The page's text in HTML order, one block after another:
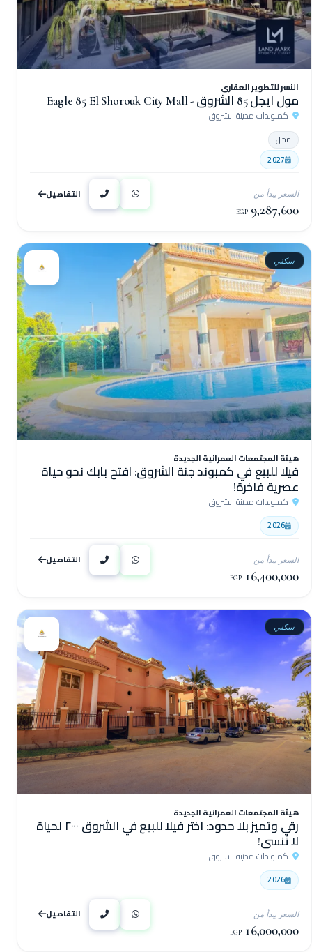
النسر للتطوير العقاري
مول ايجل 85 الشروق - Eagle 85 El Shorouk City Mall
كمبوندات مدينة الشروق
محل
2027
السعر يبدأ من
9,287,600
EGP
التفاصيل
سكني
هيئة المجتمعات العمرانية الجديدة
فيلا للبيع في كمبوند جنة الشروق: افتح بابك نحو حياة
عصرية فاخرة!
كمبوندات مدينة الشروق
2026
السعر يبدأ من
16,400,000
EGP
التفاصيل
سكني
هيئة المجتمعات العمرانية الجديدة
رقي وتميز بلا حدود: اختر فيلا للبيع في الشروق ٢٠٠٠ لحياة
لا تُنسى!
كمبوندات مدينة الشروق
2026
السعر يبدأ من
16,000,000
EGP
التفاصيل